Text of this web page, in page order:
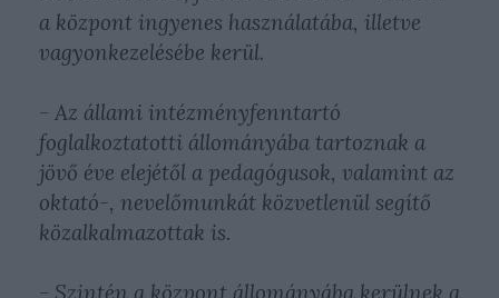
a központ ingyenes használatába, illetve
vagyonkezelésébe kerül.
- Az állami intézményfenntartó
foglalkoztatotti állományába tartoznak a
jövő éve elejétől a pedagógusok, valamint az
oktató-, nevelőmunkát közvetlenül segítő
közalkalmazottak is.
- Szintén a központ állományába kerülnek a